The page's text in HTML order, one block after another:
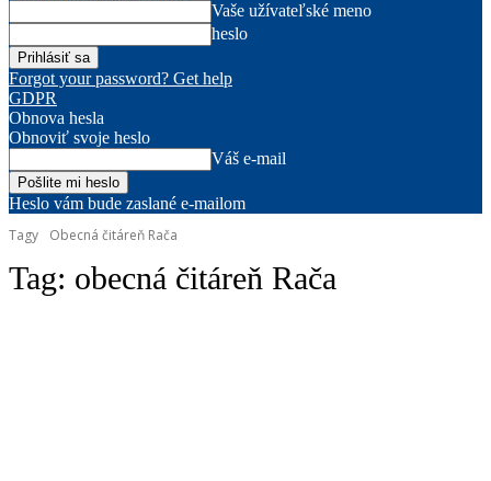
Vaše užívateľské meno
heslo
Forgot your password? Get help
GDPR
Obnova hesla
Obnoviť svoje heslo
Váš e-mail
Heslo vám bude zaslané e-mailom
Tagy
Obecná čitáreň Rača
Tag: obecná čitáreň Rača